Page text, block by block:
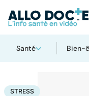
Santé Bien-
AccueilFamille
STRESS